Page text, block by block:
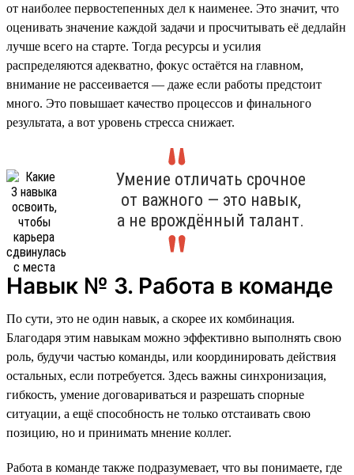
от наиболее первостепенных дел к наименее. Это значит, что
оценивать значение каждой задачи и просчитывать её дедлайн
лучше всего на старте. Тогда ресурсы и усилия
распределяются адекватно, фокус остаётся на главном,
внимание не рассеивается — даже если работы предстоит
много. Это повышает качество процессов и финального
результата, а вот уровень стресса снижает.
Умение отличать срочное
от важного — это навык,
а не врождённый талант.
Навык № 3. Работа в команде
По сути, это не один навык, а скорее их комбинация.
Благодаря этим навыкам можно эффективно выполнять свою
роль, будучи частью команды, или координировать действия
остальных, если потребуется. Здесь важны синхронизация,
гибкость, умение договариваться и разрешать спорные
ситуации, а ещё способность не только отстаивать свою
позицию, но и принимать мнение коллег.
Работа в команде также подразумевает, что вы понимаете, где